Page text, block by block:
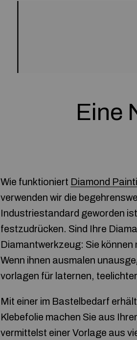
Eine
Wie funktioniert Diamond
verwenden wir die
Industriestandard geworden
festzudrücken. Sind Ihre
Diamantwerkzeug: Sie
Wenn ihnen ausmalen
vorlagen für laternen,
Mit einer im Bastelbedarf
Klebefolie machen Sie aus
vermittelst einer Vorlage aus